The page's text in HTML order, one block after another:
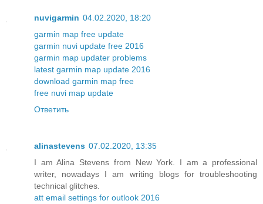
nuvigarmin 04.02.2020, 18:20
garmin map free update
garmin nuvi update free 2016
garmin map updater problems
latest garmin map update 2016
download garmin map free
free nuvi map update
Ответить
alinastevens 07.02.2020, 13:35
I am Alina Stevens from New York. I am a professional
writer, nowadays I am writing blogs for troubleshooting
technical glitches.
att email settings for outlook 2016